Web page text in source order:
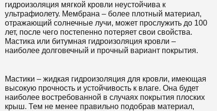
гидроизоляция мягкой кровли неустойчива к
ультрафиолету. Мембрана – более плотный материал,
отражающий солнечные лучи, может прослужить до 100
лет, после чего постепенно потеряет свои свойства.
Мастика или битумная гидроизоляция кровли –
наиболее долговечный и прочный вариант покрытия.
Мастики – жидкая гидроизоляция для кровли, имеющая
высокую прочность и устойчивость к влаге. Она будет
наиболее востребованной в случаях покрытия плоских
крыш. Тем не менее правильно подобрав материал,